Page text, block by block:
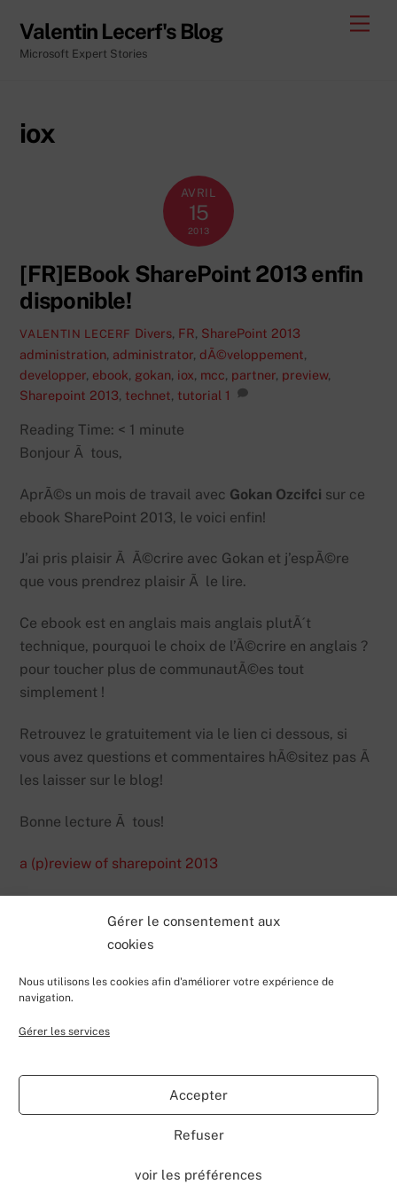
Gérer le consentement aux
cookies
Nous utilisons les cookies afin d'améliorer votre expérience de
navigation.
Gérer les services
Accepter
Refuser
voir les préférences
content
Valentin Lecerf's Blog
Microsoft Expert Stories
iox
AVRIL
15
2013
[FR]EBook SharePoint 2013 enfin
disponible!
VALENTIN LECERF Divers, FR, SharePoint 2013
administration, administrator, dÃ©veloppement,
developper, ebook, gokan, iox, mcc, partner, preview,
Sharepoint 2013, technet, tutorial 1
Reading Time: < 1 minute
Bonjour Ã tous,
AprÃ©s un mois de travail avec Gokan Ozcifci sur ce
ebook SharePoint 2013, le voici enfin!
J’ai pris plaisir Ã Ã©crire avec Gokan et j’espÃ©re
que vous prendrez plaisir Ã le lire.
Ce ebook est en anglais mais anglais plutÃ´t
technique, pourquoi le choix de l’Ã©crire en anglais ?
pour toucher plus de communautÃ©es tout
simplement !
Retrouvez le gratuitement via le lien ci dessous, si
vous avez questions et commentaires hÃ©sitez pas Ã
les laisser sur le blog!
Bonne lecture Ã tous!
a (p)review of sharepoint 2013
To
Top
Valentin Lecerf's Blog
Home Blog Contributions My Projects
Contact
Valentin Lecerf's Blog2026